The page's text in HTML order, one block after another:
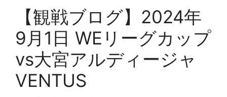
【観戦ブログ】2024年
9月1日 WEリーグカップ
vs大宮アルディージャ
VENTUS